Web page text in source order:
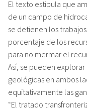
El texto estipula que
de un campo de
se detienen los
porcentaje de los
para no mermar el
Así, se pueden
geológicas en ambos
equitativamente las
“El tratado